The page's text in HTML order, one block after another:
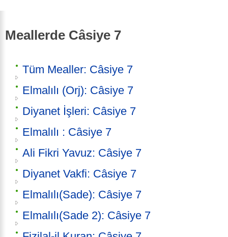
Meallerde Câsiye 7
Tüm Mealler: Câsiye 7
Elmalılı (Orj): Câsiye 7
Diyanet İşleri: Câsiye 7
Elmalılı : Câsiye 7
Ali Fikri Yavuz: Câsiye 7
Diyanet Vakfi: Câsiye 7
Elmalılı(Sade): Câsiye 7
Elmalılı(Sade 2): Câsiye 7